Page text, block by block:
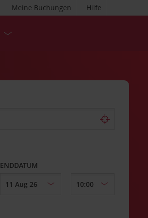
Hilfe
Meine Buchungen
ENDDATUM